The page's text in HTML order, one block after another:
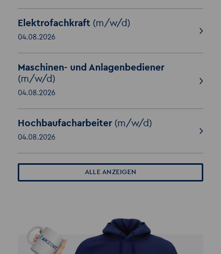
Elektrofachkraft (m/w/d)
04.08.2026
Maschinen- und Anlagenbediener
(m/w/d)
04.08.2026
Hochbaufacharbeiter (m/w/d)
04.08.2026
ALLE ANZEIGEN